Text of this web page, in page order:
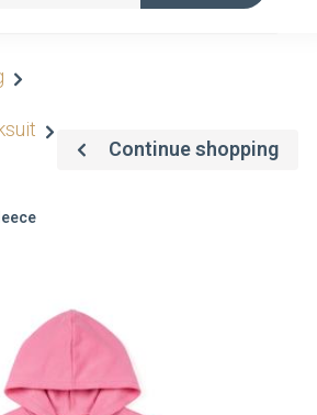
Continue shopping